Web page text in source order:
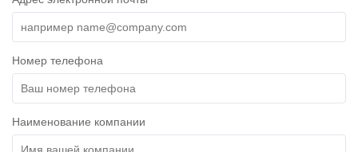
Номер телефона
Наименование компании